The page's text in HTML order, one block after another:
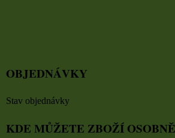
OBJEDNÁVKY
Stav objednávky
KDE MŮŽETE ZBOŽÍ